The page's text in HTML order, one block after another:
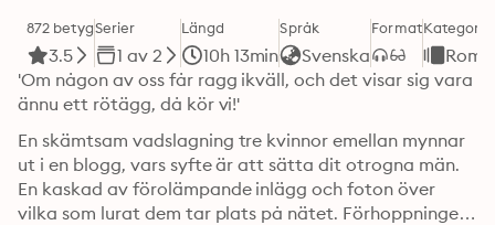
872 betyg
3.5
Serier
1 av 2
Längd
10h 13min
Språk
Svenska
FormatKategori
'Om någon av oss får ragg ikväll, och det visar sig vara
ännu ett rötägg, då kör vi!'
En skämtsam vadslagning tre kvinnor emellan mynnar
ut i en blogg, vars syfte är att sätta dit otrogna män.
En kaskad av förolämpande inlägg och foton över
vilka som lurat dem tar plats på nätet. Förhoppningen